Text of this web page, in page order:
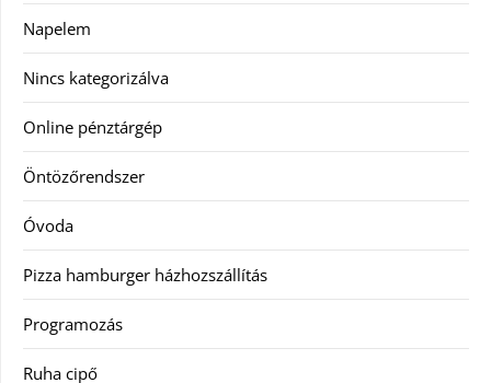
Napelem
Nincs kategorizálva
Online pénztárgép
Öntözőrendszer
Óvoda
Pizza hamburger házhozszállítás
Programozás
Ruha cipő